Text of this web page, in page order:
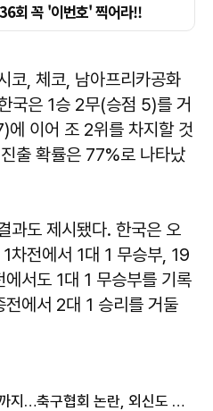
코, 체코, 남아프리카공화
국은 1승 2무(승점 5)를 거
에 이어 조 2위를 차지할 것
출 확률은 77%로 나타났
과도 제시됐다. 한국은 오
차전에서 1대 1 무승부, 19
서도 1대 1 무승부를 기록
에서 2대 1 승리를 거둘
'압수수색'에 '심판 성접대'까지…축구협회 논란, 외신도 집중 조명